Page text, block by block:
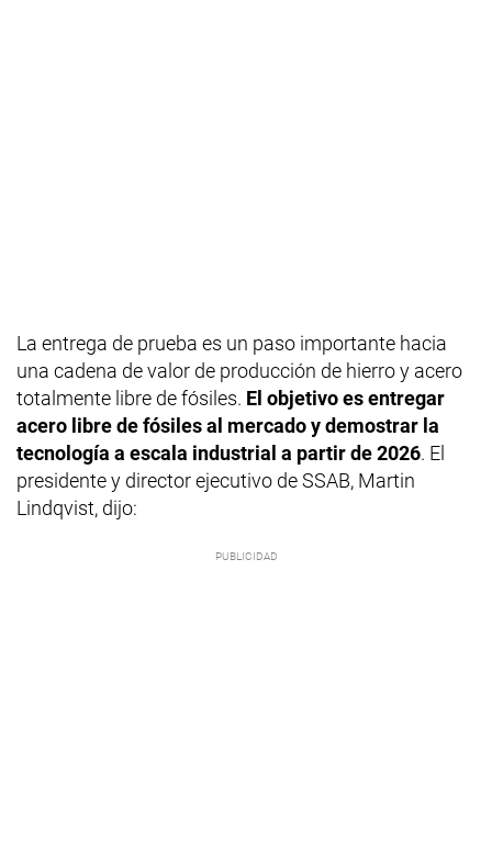
La entrega de prueba es un paso importante hacia
una cadena de valor de producción de hierro y acero
totalmente libre de fósiles. El objetivo es entregar
acero libre de fósiles al mercado y demostrar la
tecnología a escala industrial a partir de 2026. El
presidente y director ejecutivo de SSAB, Martin
Lindqvist, dijo: